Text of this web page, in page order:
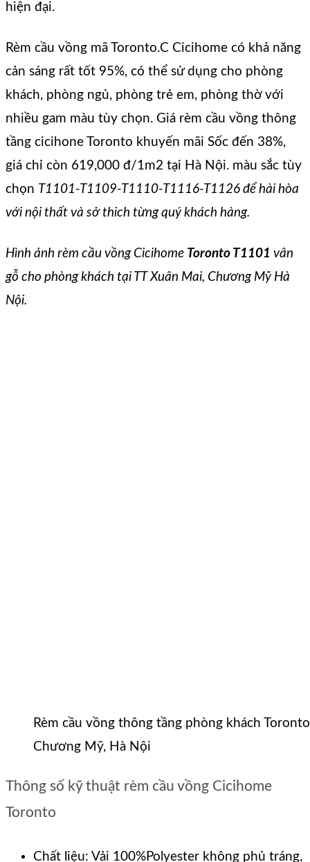
hiện đại.
Rèm cầu vồng mã Toronto.C Cicihome có khả năng
cản sáng rất tốt 95%, có thể sử dụng cho phòng
khách, phòng ngủ, phòng trẻ em, phòng thờ với
nhiều gam màu tùy chọn. Giá rèm cầu vồng thông
tầng cicihone Toronto khuyến mãi Sốc đến 38%,
giá chỉ còn 619,000 đ/1m2 tại Hà Nội. màu sắc tùy
chọn T1101-T1109-T1110-T1116-T1126 để hài hòa
với nội thất và sở thich từng quý khách hàng.
Hình ảnh rèm cầu vồng Cicihome Toronto T1101 vân
gỗ cho phòng khách tại TT Xuân Mai, Chương Mỹ Hà
Nội.
Rèm cầu vồng thông tầng phòng khách
Chương Mỹ, Hà Nội
Thông số kỹ thuật rèm cầu vồng Cicihome
Toronto
Chất liệu: Vải 100%Polyester không phủ tráng,